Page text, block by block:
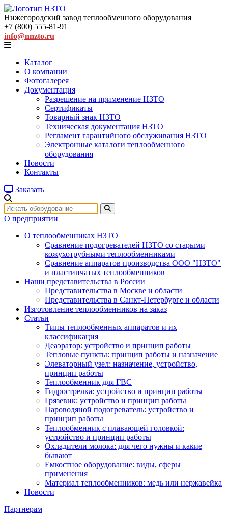
Нижегородский завод теплообменного оборудования
+7 (800) 555-81-91
info@nnzto.ru
Каталог
О компании
Фотогалерея
Документация
Разрешение на применение НЗТО
Сертификаты
Товарный знак НЗТО
Техническая документация НЗТО
Регламент гарантийного обслуживания НЗТО
Электронные каталоги теплообменного
оборудования
Новости
Контакты
Заказать
О предприятии
О теплообменниках НЗТО
Сравнение подогревателей НЗТО со старыми
кожухотрубными теплообменниками
Сравнение аппаратов производства ООО "НЗТО"
и пластинчатых теплообменников
Наши представительства в России
Представительства в Москве и области
Представительства в Санкт-Петербурге и области
Изготовление теплообменников на заказ
Статьи
Типы теплообменных аппаратов и их
классификация
Деаэратор: устройство и принцип работы
Тепловые пункты: принцип работы и назначение
Элеваторный узел: назначение, устройство,
принцип работы
Теплообменник для ГВС
Гидрострелка: устройство и принцип работы
Грязевик: устройство и принцип работы
Пароводяной подогреватель: устройство и
принцип работы
Теплообменник с плавающей головкой:
устройство и принцип работы
Охладители молока: для чего нужны и какие
бывают
Емкостное оборудование: виды, сферы
применения
Материал теплообменников: медь или нержавейка
Новости
Партнерам